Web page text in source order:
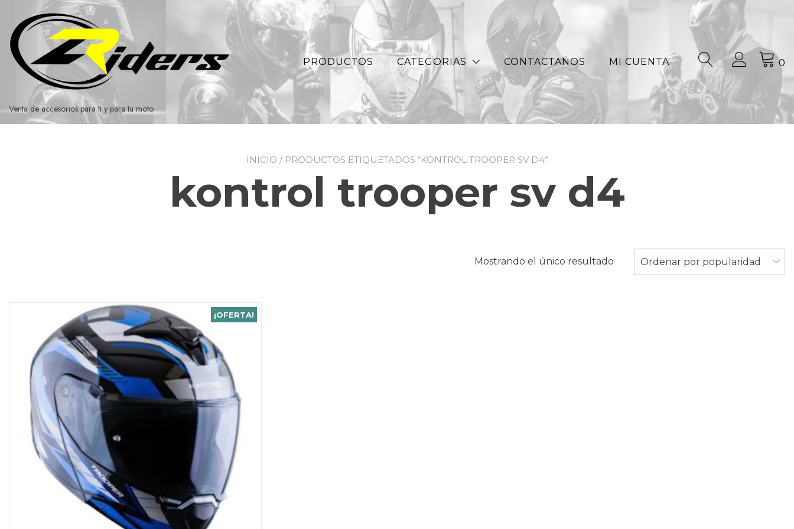
contenido
Venta de accesorios para ti y para tu moto
PRODUCTOS CATEGORIAS CONTACTANOS MI CUENTA 0
INICIO / PRODUCTOS ETIQUETADOS “KONTROL TROOPER SV D4”
kontrol trooper sv d4
Mostrando el único resultado Ordenar por popularidad
¡OFERTA!